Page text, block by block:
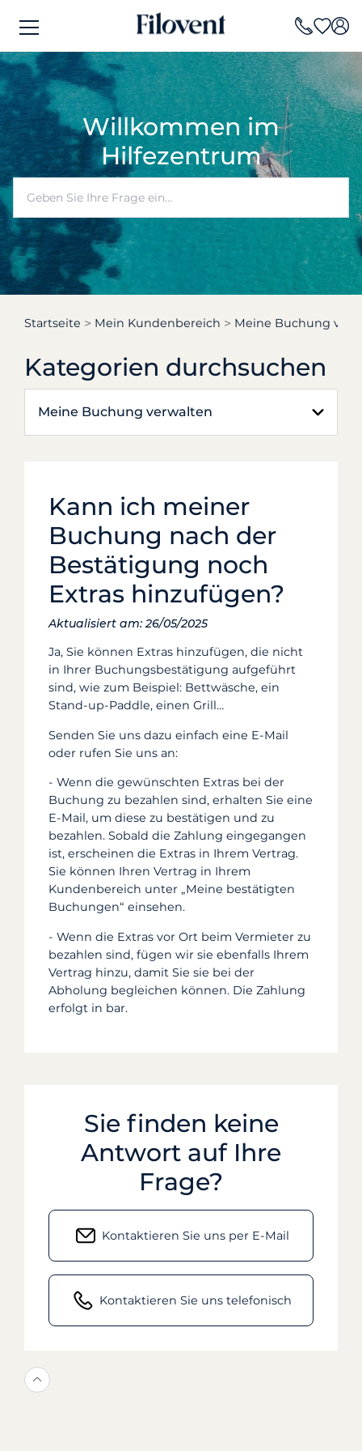
Willkommen im
Hilfezentrum
Startseite Mein Kundenbereich Meine Buchung
Kategorien durchsuchen
Meine Buchung verwalten
Kann ich meiner
Buchung nach der
Bestätigung noch
Extras hinzufügen?
Aktualisiert am: 26/05/2025
Ja, Sie können Extras hinzufügen, die nicht
in Ihrer Buchungsbestätigung aufgeführt
sind, wie zum Beispiel: Bettwäsche, ein
Stand-up-Paddle, einen Grill…
Senden Sie uns dazu einfach eine E-Mail
oder rufen Sie uns an:
- Wenn die gewünschten Extras bei der
Buchung zu bezahlen sind, erhalten Sie eine
E-Mail, um diese zu bestätigen und zu
bezahlen. Sobald die Zahlung eingegangen
ist, erscheinen die Extras in Ihrem Vertrag.
Sie können Ihren Vertrag in Ihrem
Kundenbereich unter „Meine bestätigten
Buchungen“ einsehen.
- Wenn die Extras vor Ort beim Vermieter zu
bezahlen sind, fügen wir sie ebenfalls Ihrem
Vertrag hinzu, damit Sie sie bei der
Abholung begleichen können. Die Zahlung
erfolgt in bar.
Sie finden keine
Antwort auf Ihre
Frage?
Kontaktieren Sie uns per E-Mail
Kontaktieren Sie uns telefonisch